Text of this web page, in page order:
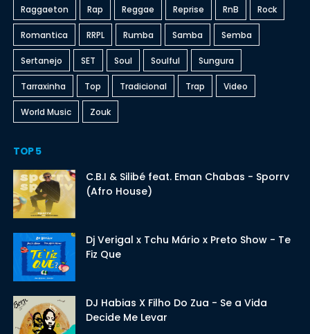
Raggaeton Rap Reggae Reprise RnB Rock
Romantica RRPL Rumba Samba Semba
Sertanejo SET Soul Soulful Sungura
Tarraxinha Top Tradicional Trap Video
World Music Zouk
TOP 5
C.B.I & Silibé feat. Eman Chabas - Sporrv
(Afro House)
Dj Verigal x Tchu Mário x Preto Show - Te
Fiz Que
DJ Habias X Filho Do Zua - Se a Vida
Decide Me Levar